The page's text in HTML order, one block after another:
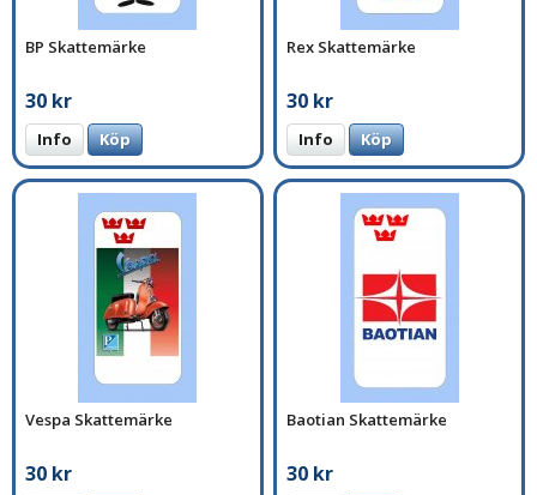
BP Skattemärke
30 kr
Info Köp
Rex Skattemärke
30 kr
Info Köp
Vespa Skattemärke
30 kr
Baotian Skattemärke
30 kr